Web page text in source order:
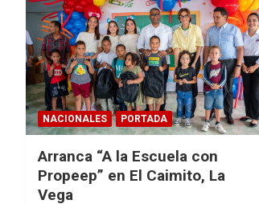
NACIONALES PORTADA
Arranca “A la Escuela con
Propeep” en El Caimito, La
Vega